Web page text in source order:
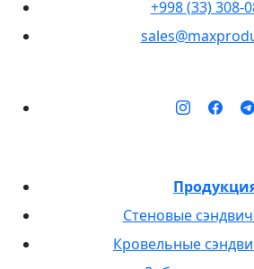
+998 (33) 308-
Стеновые
Кровельные